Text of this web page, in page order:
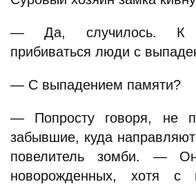
— Да, случилось. К
прибиваться люди с
— С выпадением памяти?
— Попросту говоря, не
забывшие, куда
повелитель зомби. —
новорожденных, хотя с